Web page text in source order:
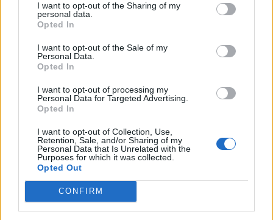
I want to opt-out of the Sharing of my
personal data.
Opted In
I want to opt-out of the Sale of my
Personal Data.
Opted In
I want to opt-out of processing my
Personal Data for Targeted Advertising.
Opted In
I want to opt-out of Collection, Use,
Retention, Sale, and/or Sharing of my
Personal Data that Is Unrelated with the
Purposes for which it was collected.
Opted Out
CONFIRM